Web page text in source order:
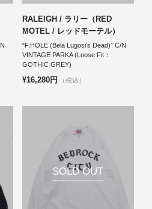
RALEIGH / ラリー（RED
MOTEL / レッドモーテル）
“F.HOLE (Bela Lugosi’s Dead)” C/N
VINTAGE PARKA (Loose Fit：
GOTHIC GREY)
¥16,280円 （税込）
SOLD OUT